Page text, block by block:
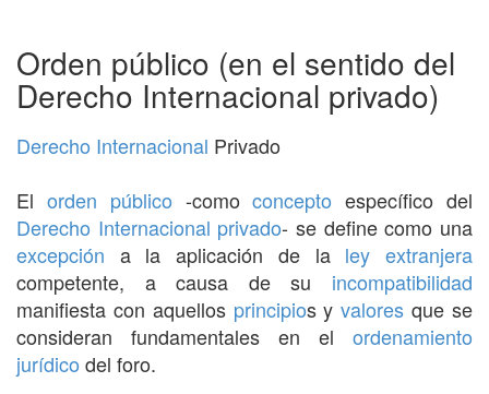
Orden público (en el sentido del
Derecho Internacional privado)
Derecho Internacional Privado
El orden público -comoconcepto específico del
Derecho Internacional privado- se define como una
excepción a la aplicación de la ley extranjera
competente, a causa de su incompatibilidad
manifiesta con aquellos principios yvalores que se
consideran fundamentales en el ordenamiento
jurídico del foro.